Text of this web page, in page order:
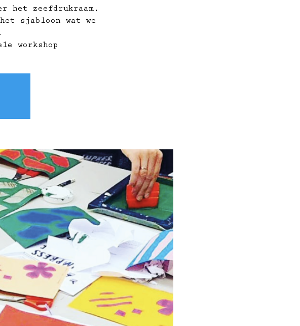
het zeefdrukraam,
sjabloon wat we
workshop